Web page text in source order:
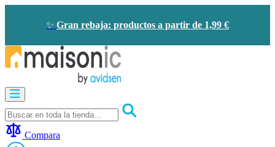
✨ Gran rebaja: productos a partir de 1,99 €
Audioporteros
y
videoporteros
Compara